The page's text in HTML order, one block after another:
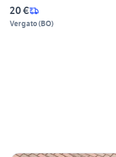
20 €
Vergato(BO)